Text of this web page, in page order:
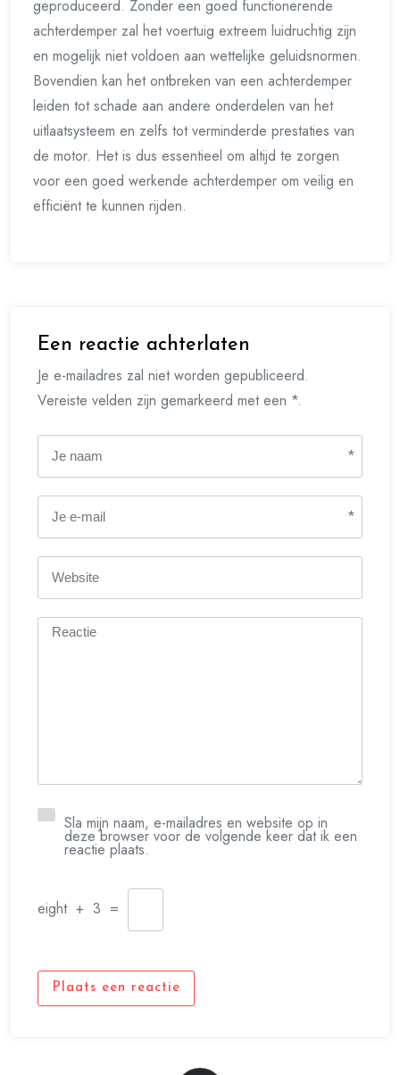
geproduceerd. Zonder een goed functionerende
achterdemper zal het voertuig extreem luidruchtig zijn
en mogelijk niet voldoen aan wettelijke geluidsnormen.
Bovendien kan het ontbreken van een achterdemper
leiden tot schade aan andere onderdelen van het
uitlaatsysteem en zelfs tot verminderde prestaties van
de motor. Het is dus essentieel om altijd te zorgen
voor een goed werkende achterdemper om veilig en
efficiënt te kunnen rijden.
Een reactie achterlaten
Je e-mailadres zal niet worden gepubliceerd.
Vereiste velden zijn gemarkeerd met een *.
*
*
Sla mijn naam, e-mailadres en website op in
deze browser voor de volgende keer dat ik een
reactie plaats.
eight + 3 =
Plaats een reactie